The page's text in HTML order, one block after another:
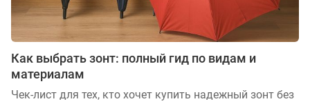
Как выбрать зонт: полный гид по видам и
материалам
Чек-лист для тех, кто хочет купить надежный зонт без